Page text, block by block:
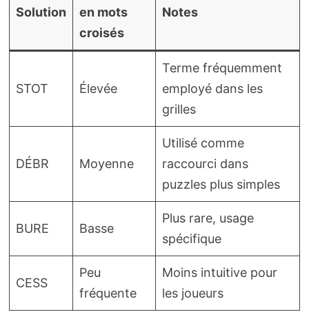
Solution
en mots
croisés
Notes
STOT Élevée
Terme fréquemment
employé dans les
grilles
DÉBR Moyenne
Utilisé comme
raccourci dans
puzzles plus simples
BURE Basse
Plus rare, usage
spécifique
CESS
Peu
fréquente
Moins intuitive pour
les joueurs